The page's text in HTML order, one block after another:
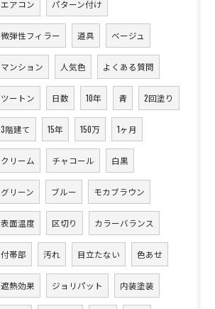
エアコン パターン付け
微弾性フィラー 道具 ベージュ
マンション 人気色 よくある質問
ツートン 日数 10年 青 2回塗り
3階建て 15年 150万 1ヶ月
クリーム チャコール 白黒
グリーン ブルー モカブラウン
表面温度 区切り カラーバランス
付帯部 汚れ 目立たない 色あせ
遮熱効果 ジョリパット 内装塗装